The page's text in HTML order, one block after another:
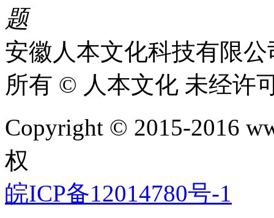
题​
安徽人本文化科技有限
所有 © 人本文化 未经许
Copyright © 2015-2016
权
皖ICP备12014780号-1